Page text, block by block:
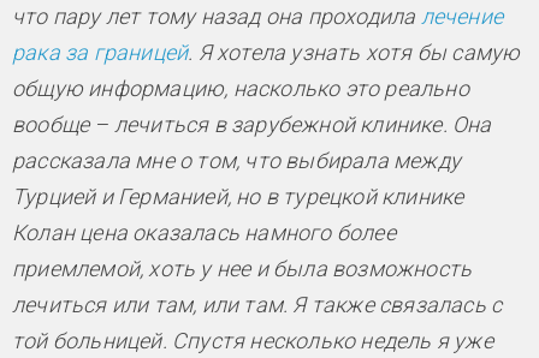
что пару лет тому назад она проходила лечение
рака за границей. Я хотела узнать хотя бы самую
общую информацию, насколько это реально
вообще – лечиться в зарубежной клинике. Она
рассказала мне о том, что выбирала между
Турцией и Германией, но в турецкой клинике
Колан цена оказалась намного более
приемлемой, хоть у нее и была возможность
лечиться или там, или там. Я также связалась с
той больницей. Спустя несколько недель я уже